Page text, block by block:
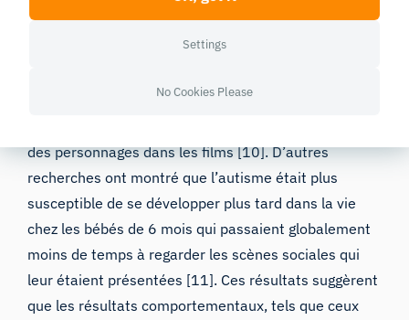
Les études sur l’autisme constituentun autre
exemple courant de la mise en relation entre le
Au niveau du groupe, il a été démontré que les
des personnages dans les films [10]. D’autres
recherches ont montré que l’autisme était plus
susceptible de se développer plus tard dans la vie
chez les bébés de 6 mois qui passaient globalement
moins de temps à regarder les scènes sociales qui
leur étaient présentées [11]. Ces résultats suggèrent
que les résultats comportementaux, tels que ceux
Settings
No Cookies Please